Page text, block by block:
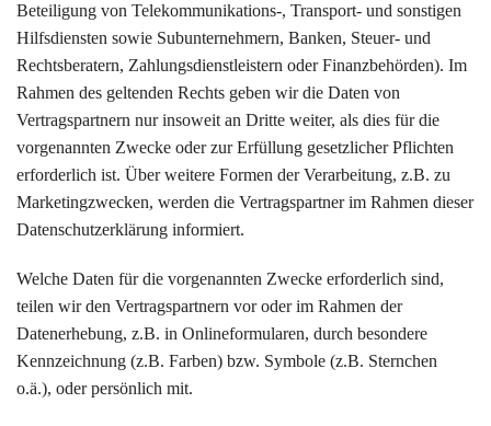
Beteiligung von Telekommunikations-, Transport- und sonstigen
Hilfsdiensten sowie Subunternehmern, Banken, Steuer- und
Rechtsberatern, Zahlungsdienstleistern oder Finanzbehörden). Im
Rahmen des geltenden Rechts geben wir die Daten von
Vertragspartnern nur insoweit an Dritte weiter, als dies für die
vorgenannten Zwecke oder zur Erfüllung gesetzlicher Pflichten
erforderlich ist. Über weitere Formen der Verarbeitung, z.B. zu
Marketingzwecken, werden die Vertragspartner im Rahmen dieser
Datenschutzerklärung informiert.
Welche Daten für die vorgenannten Zwecke erforderlich sind,
teilen wir den Vertragspartnern vor oder im Rahmen der
Datenerhebung, z.B. in Onlineformularen, durch besondere
Kennzeichnung (z.B. Farben) bzw. Symbole (z.B. Sternchen
o.ä.), oder persönlich mit.